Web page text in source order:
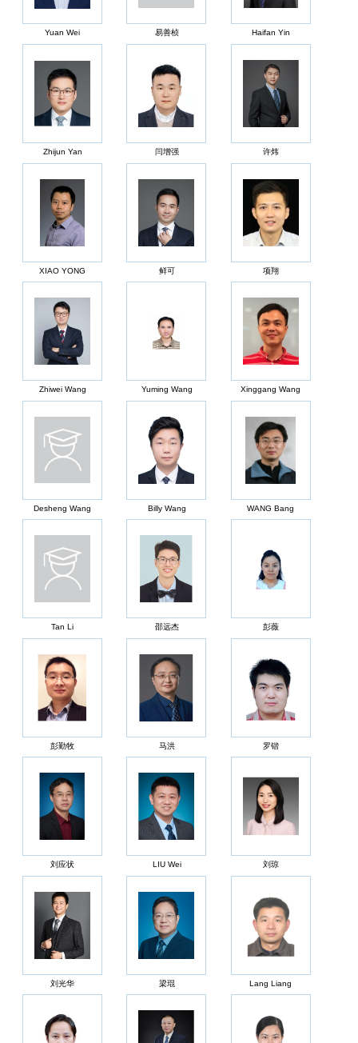
Yuan Wei 易善桢 Haifan Yin
Zhijun Yan 闫增强 许炜
XIAO YONG 鲜可 项翔
Zhiwei Wang Yuming Wang Xinggang Wang
Desheng Wang Billy Wang WANG Bang
Tan Li 邵远杰 彭薇
彭勤牧 马洪 罗锴
刘应状 LIU Wei 刘琼
刘光华 梁琨 Lang Liang